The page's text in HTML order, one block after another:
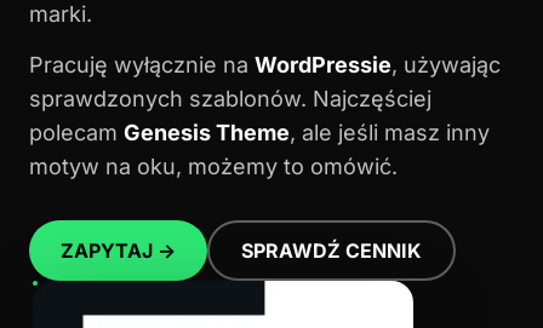
marki.
Pracuję wyłącznie na WordPressie, używając
sprawdzonych szablonów. Najczęściej
polecam Genesis Theme, ale jeśli masz inny
motyw na oku, możemy to omówić.
ZAPYTAJ → SPRAWDŹ CENNIK